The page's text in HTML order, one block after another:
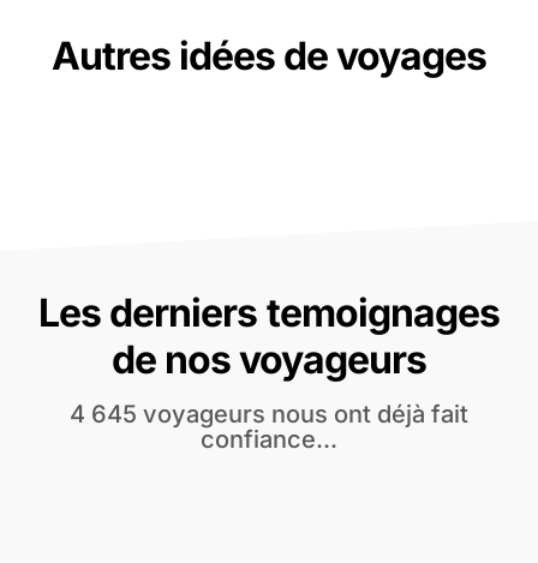
Autres idées de voyages
Les derniers temoignages
de nos voyageurs
4 645 voyageurs nous ont déjà fait
confiance...